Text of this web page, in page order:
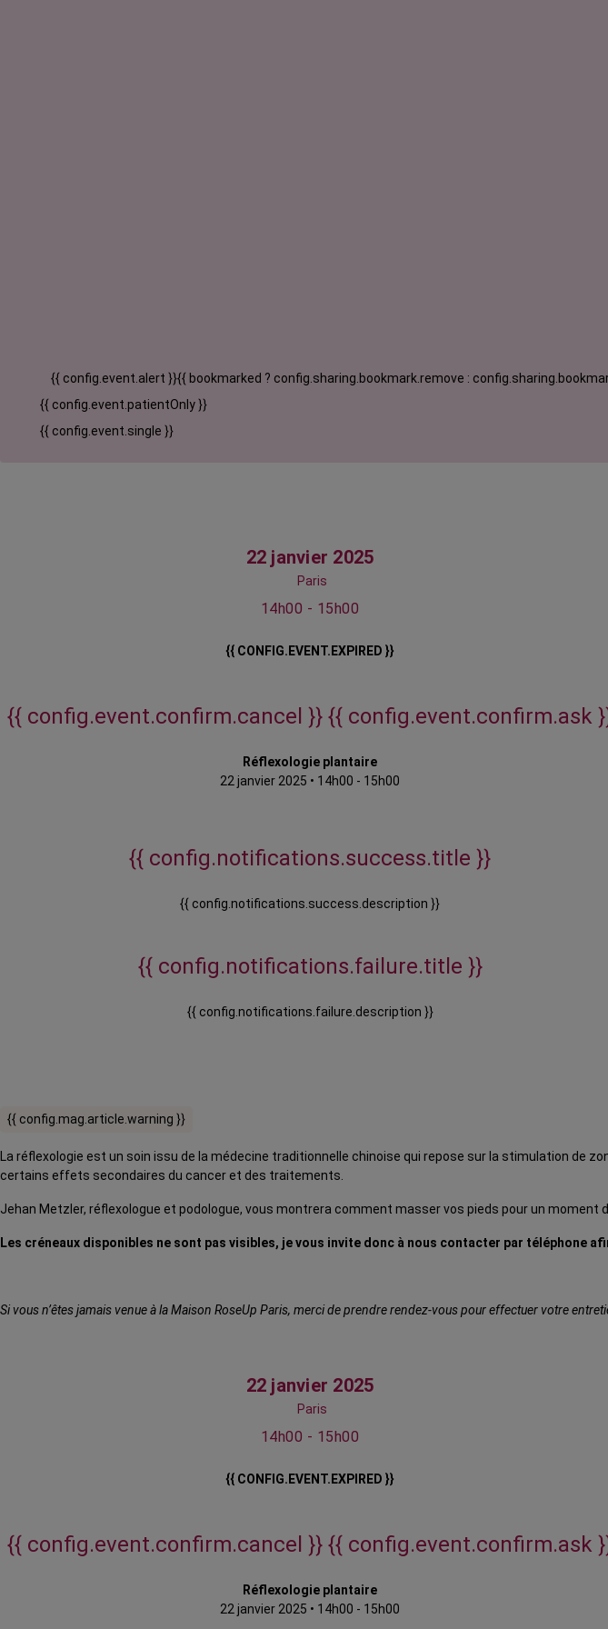
{{ config.event.alert }}{{ bookmarked ? config.sharing.bookmark.remove :
{{ config.event.patientOnly }}
{{ config.event.single }}
22 janvier 2025
Paris
14h00 - 15h00
{{ CONFIG.EVENT.EXPIRED }}
{{ config.event.confirm.cancel }} {{ config.event.confirm.ask
Réflexologie plantaire
22 janvier 2025 • 14h00 - 15h00
{{ config.notifications.success.title }}
{{ config.notifications.success.description }}
{{ config.notifications.failure.title }}
{{ config.notifications.failure.description }}
{{ config.mag.article.warning }}
La réflexologie est un soin issu de la médecine traditionnelle chinoise qui repose sur la stimulation de
certains effets secondaires du cancer et des traitements.
Jehan Metzler, réflexologue et podologue, vous montrera comment masser vos pieds pour un moment
Les créneaux disponibles ne sont pas visibles, je vous invite donc à nous contacter par téléphone
Si vous n’êtes jamais venue à la Maison RoseUp Paris, merci de prendre rendez-vous pour effectuer votre
22 janvier 2025
Paris
14h00 - 15h00
{{ CONFIG.EVENT.EXPIRED }}
{{ config.event.confirm.cancel }} {{ config.event.confirm.ask
Réflexologie plantaire
22 janvier 2025 • 14h00 - 15h00